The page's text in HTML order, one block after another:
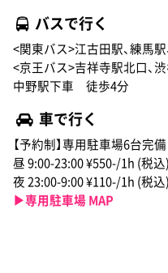
バスで行く
<関東バス>江古田駅、練馬
<京王バス>吉祥寺駅北口、
中野駅下車 徒歩4分
車で行く
【予約制】専用駐車場6台完備
昼 9:00-23:00 ¥550-/1h (税込)
夜 23:00-9:00 ¥110-/1h (税込)
▶︎専用駐車場 MAP